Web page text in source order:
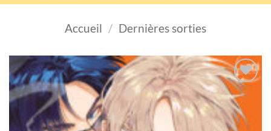
Accueil / Dernières sorties
Ajouter
à la
wishlist